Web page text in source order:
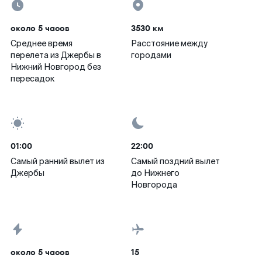
около 5 часов
Среднее время
перелета из Джербы в
Нижний Новгород без
пересадок
3530 км
Расстояние между
городами
01:00
Самый ранний вылет из
Джербы
22:00
Самый поздний вылет
до Нижнего
Новгорода
около 5 часов 15